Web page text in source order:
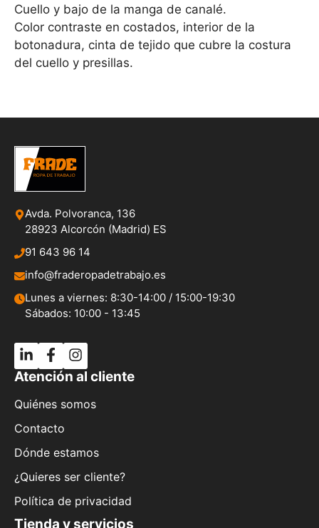
Cuello y bajo de la manga de canalé.
Color contraste en costados, interior de la
botonadura, cinta de tejido que cubre la costura
del cuello y presillas.
Avda. Polvoranca, 136
28923 Alcorcón (Madrid) ES
91 643 96 14
info@fraderopadetrabajo.es
Lunes a viernes: 8:30-14:00 / 15:00-19:30
Sábados: 10:00 - 13:45
Atención al cliente
Quiénes somos
Contacto
Dónde estamos
¿Quieres ser cliente?
Política de privacidad
Tienda y servicios